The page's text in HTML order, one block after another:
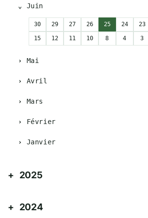
Juin
30 29 27 26 25 24 23
15 12 11 10 8 4 3
Mai
Avril
Mars
Février
Janvier
2025
2024